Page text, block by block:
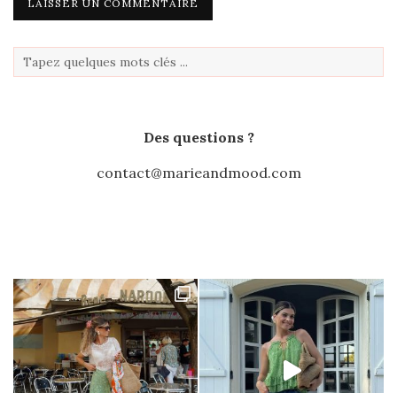
Des questions ?
contact@marieandmood.com